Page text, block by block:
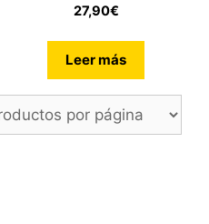
27,90€
Leer más